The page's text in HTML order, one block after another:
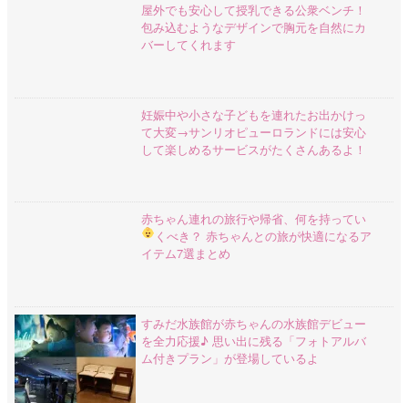
屋外でも安心して授乳できる公衆ベンチ！
包み込むようなデザインで胸元を自然にカ
バーしてくれます
妊娠中や小さな子どもを連れたお出かけっ
て大変→サンリオピューロランドには安心
して楽しめるサービスがたくさんあるよ！
赤ちゃん連れの旅行や帰省、何を持ってい
くべき？ 赤ちゃんとの旅が快適になるア
イテム7選まとめ
すみだ水族館が赤ちゃんの水族館デビュー
を全力応援♪ 思い出に残る「フォトアルバ
ム付きプラン」が登場しているよ